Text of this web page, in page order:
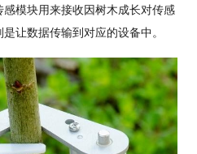
模块用来接收因树木成长对传感
让数据传输到对应的设备中。